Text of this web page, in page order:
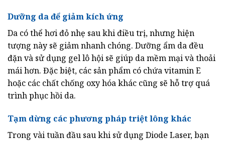
Dưỡng da để giảm kích ứng
Da có thể hơi đỏ nhẹ sau khi điều trị, nhưng hiện
tượng này sẽ giảm nhanh chóng. Dưỡng ẩm da đều
đặn và sử dụng gel lô hội sẽ giúp da mềm mại và thoải
mái hơn. Đặc biệt, các sản phẩm có chứa vitamin E
hoặc các chất chống oxy hóa khác cũng sẽ hỗ trợ quá
trình phục hồi da.
Tạm dừng các phương pháp triệt lông khác
Trong vài tuần đầu sau khi sử dụng Diode Laser, bạn